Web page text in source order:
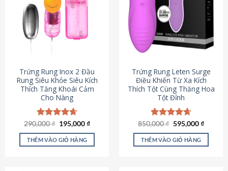
Trứng Rung Inox 2 Đầu
Rung Siêu Khỏe Siêu Kích
Thích Tăng Khoái Cảm
Cho Nàng
Được xếp
hạng4.64
5 sao
290,000₫ Giá
là:
290,000 ₫.
195,000₫Giá
tại
THÊM VÀO GIỎ HÀNG
Trứng Rung Leten Surge
Điều Khiển Từ Xa Kích
Thích Tột Cùng Thăng Hoa
Tột Đỉnh
Được xếp
hạng4.69
5 sao
850,000₫ Giá
là:
850,000 ₫.
595,000₫Giá
tại
THÊM VÀO GIỎ HÀNG